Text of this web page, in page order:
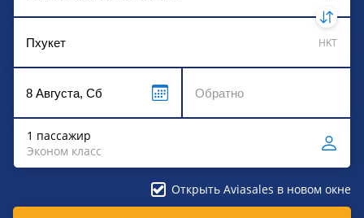
HKT
1 пассажир
Эконом класс
Открыть Aviasales в новом окне